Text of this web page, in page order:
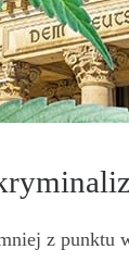
z punktu